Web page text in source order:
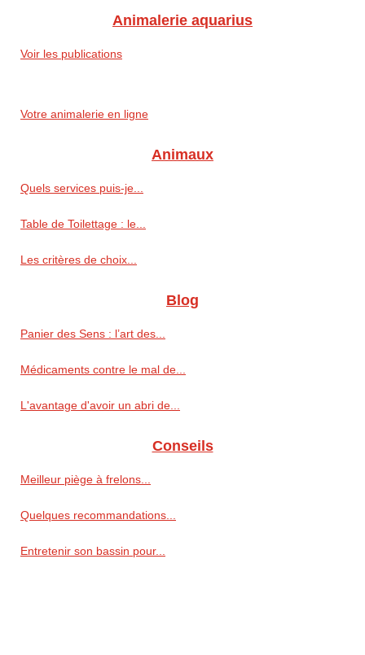
Animalerie aquarius
Voir les publications
Votre animalerie en ligne
Animaux
Quels services puis-je...
Table de Toilettage : le...
Les critères de choix...
Blog
Panier des Sens : l’art des...
Médicaments contre le mal de...
L'avantage d'avoir un abri de...
Conseils
Meilleur piège à frelons...
Quelques recommandations...
Entretenir son bassin pour...